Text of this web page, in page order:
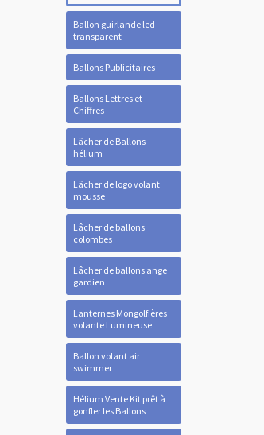
Ballon guirlande led
transparent
Ballons Publicitaires
Ballons Lettres et
Chiffres
Lâcher de Ballons
hélium
Lâcher de logo volant
mousse
Lâcher de ballons
colombes
Lâcher de ballons ange
gardien
Lanternes Mongolfières
volante Lumineuse
Ballon volant air
swimmer
Hélium Vente Kit prêt à
gonfler les Ballons